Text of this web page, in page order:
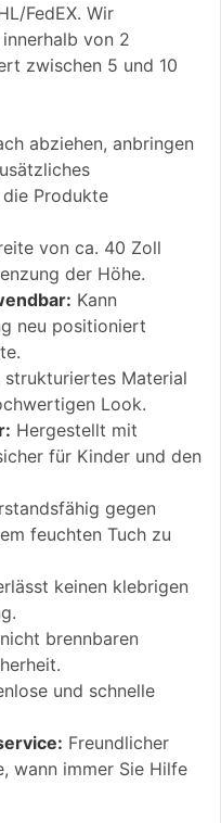
FedEX. Wir
von 2
zwischen 5 und 10
abziehen, anbringen
Produkte
von ca. 40 Zoll
der Höhe.
Kann
neu positioniert
strukturiertes Material
Look.
Hergestellt mit
für Kinder und den
gegen
feuchten Tuch zu
keinen klebrigen
brennbaren
und schnelle
Freundlicher
wann immer Sie Hilfe